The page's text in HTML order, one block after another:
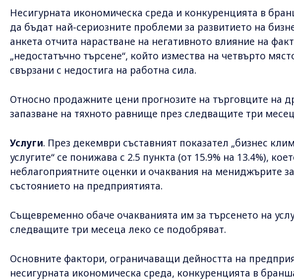
Несигурната икономическа среда и конкуренцията в
да бъдат най-сериозните проблеми за развитието на
анкета отчита нарастване на негативното влияние на
„недостатъчно търсене“, който измества на четвърто
свързани с недостига на работна сила.
Относно продажните цени прогнозите на търговците на
запазване на тяхното равнище през следващите три
Услуги. През декември съставният показател „бизнес
услугите“ се понижава с 2.5 пункта (от 15.9% на 13.4%),
неблагоприятните оценки и очаквания на мениджърите
състоянието на предприятията.
Същевременно обаче очакванията им за търсенето на
следващите три месеца леко се подобряват.
Основните фактори, ограничаващи дейността на
несигурната икономическа среда, конкуренцията в